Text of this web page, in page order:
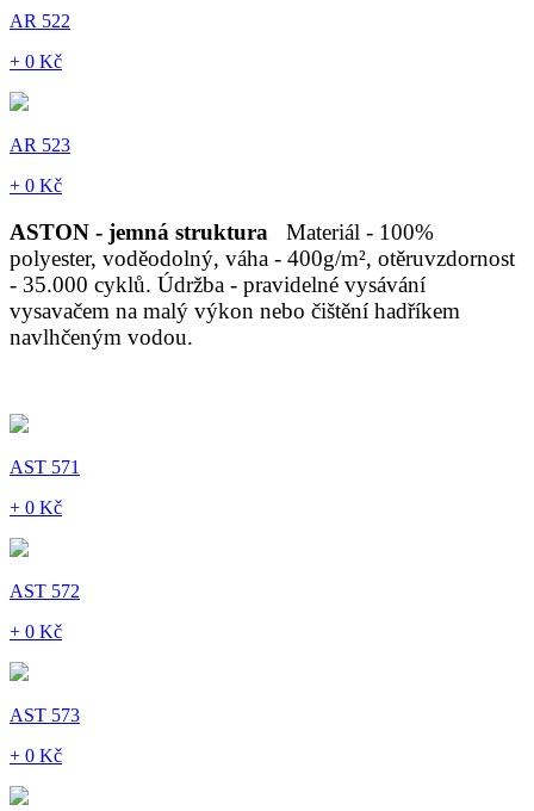
AR 522
+ 0 Kč
AR 523
+ 0 Kč
ASTON - jemná struktura
Materiál - 100%
polyester, voděodolný, váha - 400g/m², otěruvzdornost
- 35.000 cyklů. Údržba - pravidelné vysávání
vysavačem na malý výkon nebo čištění hadříkem
navlhčeným vodou.
AST 571
+ 0 Kč
AST 572
+ 0 Kč
AST 573
+ 0 Kč